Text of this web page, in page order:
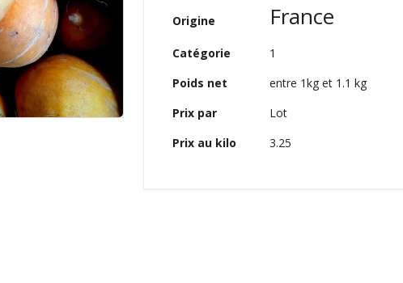
d’information
Origine France
Catégorie
1
Poids net
entre 1kg et 1.1 kg
Prix par
Lot
Prix au kilo
3.25